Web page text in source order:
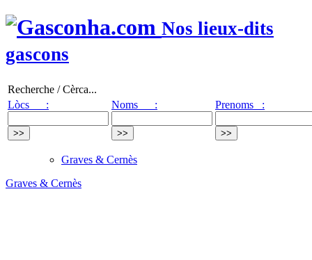
Nos lieux-dits
gascons
Recherche / Cèrca...
Lòcs :
Noms : Prenoms :
Graves & Cernès
Graves & Cernès